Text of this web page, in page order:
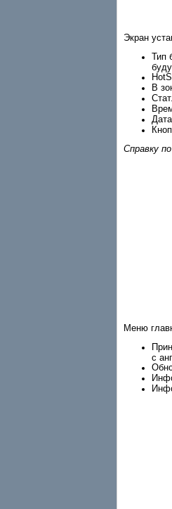
Экран
Тип
В
Справку
Меню
с